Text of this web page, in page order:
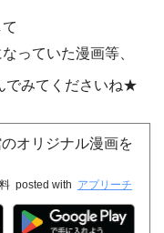
っていた漫画等、
でみてくださいね★
オリジナル漫画を
posted with アプリーチ